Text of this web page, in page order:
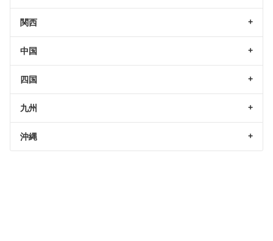
関西
中国
四国
九州
沖縄